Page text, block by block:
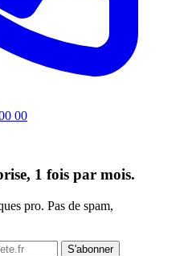
00
1 fois par mois.
pro. Pas de spam,
S'abonner